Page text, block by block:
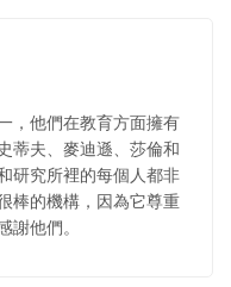
，他們在教育方面擁有
蒂夫、麥迪遜、莎倫和
研究所裡的每個人都非
棒的機構，因為它尊重
謝他們。